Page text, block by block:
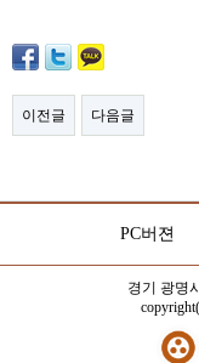
이전글 다음글
PC버젼
경기 광명